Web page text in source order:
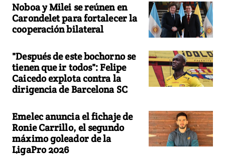
Noboa y Milei se reúnen en
Carondelet para fortalecer la
cooperación bilateral
"Después de este bochorno se
tienen que ir todos": Felipe
Caicedo explota contra la
dirigencia de Barcelona SC
Emelec anuncia el fichaje de
Ronie Carrillo, el segundo
máximo goleador de la
LigaPro 2026